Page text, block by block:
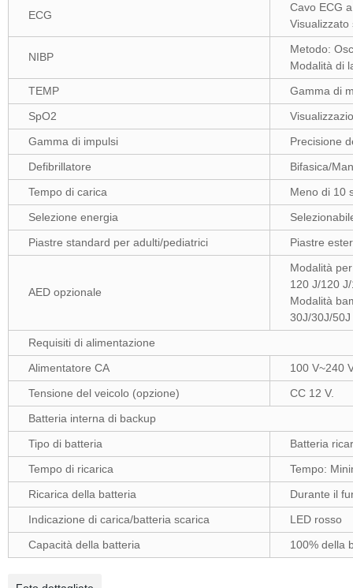
ECG
Cavo ECG
Visualizzato
NIBP
Metodo:
Modalità di
TEMP
Gamma di
SpO2
Gamma di impulsi
Precisione
Defibrillatore
Bifasica/
Tempo di carica
Meno di 10
Selezione energia
Piastre standard per adulti/pediatrici
Piastre
AED opzionale
Modalità
120 J/120
Modalità
30J/30J/50J
Requisiti di alimentazione
Alimentatore CA
100 V~240
Tensione del veicolo (opzione)
CC 12 V.
Batteria interna di backup
Tipo di batteria
Batteria
Tempo di ricarica
Tempo:
Ricarica della batteria
Durante il
Indicazione di carica/batteria scarica
LED rosso
Capacità della batteria
100% della